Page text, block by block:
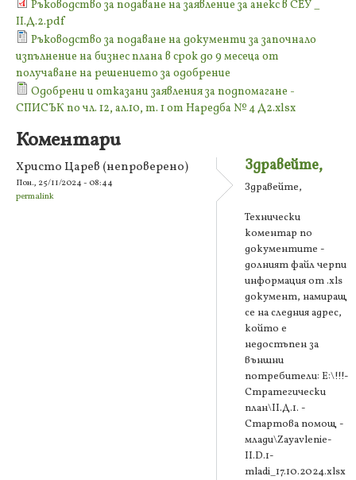
Ръководство за подаване на заявление за анекс в СЕУ _
II.Д.2.pdf
Ръководство за подаване на документи за започнало
изпълнение на бизнес плана в срок до 9 месеца от
получаване на решението за одобрение
Одобрени и отказани заявления за подпомагане -
СПИСЪК по чл. 12, ал.10, т. 1 от Наредба № 4 Д2.xlsx
Коментари
Христо Царев (непроверено)
Пон., 25/11/2024 - 08:44
permalink
Здравейте,
Здравейте,
Технически
коментар по
документите -
долният файл черпи
информация от .xls
документ, намиращ
се на следния адрес,
който е
недостъпен за
външни
потребители: E:\!!!-
Стратегически
план\II.Д.1. -
Стартова помощ -
млади\Zayavlenie-
II.D.1-
mladi_17.10.2024.xlsx